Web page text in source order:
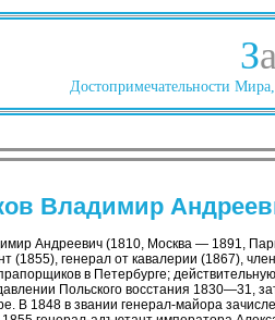
З
Достопримечательности
Владимир
Андреевич (1810, Москва — 1891,
(1855), генерал от кавалерии (1867),
в Петербурге;
Польского восстания 1830—31,
В 1848 в звании генерал-майора